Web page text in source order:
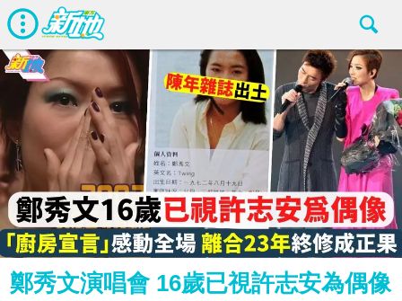
鄭秀文演唱會 16歲已視許志安為偶像